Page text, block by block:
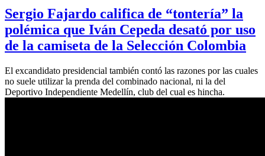
Sergio Fajardo califica de “tontería” la
polémica que Iván Cepeda desató por uso
de la camiseta de la Selección Colombia
El excandidato presidencial también contó las razones por las cuales
no suele utilizar la prenda del combinado nacional, ni la del
Deportivo Independiente Medellín, club del cual es hincha.